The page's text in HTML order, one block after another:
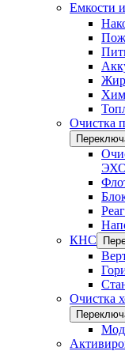
Емкости
Очистка
КНС
Очистка